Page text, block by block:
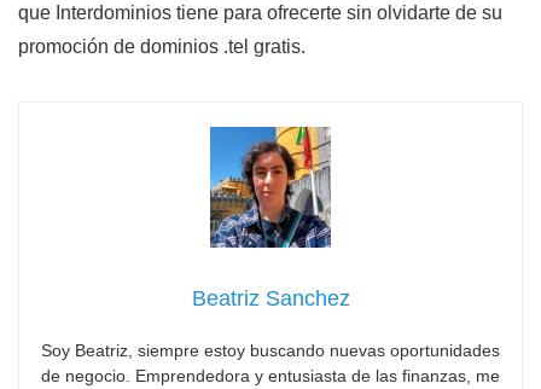
que Interdominios tiene para ofrecerte sin olvidarte de su
promoción de dominios .tel gratis.
Beatriz Sanchez
Soy Beatriz, siempre estoy buscando nuevas oportunidades
de negocio. Emprendedora y entusiasta de las finanzas, me